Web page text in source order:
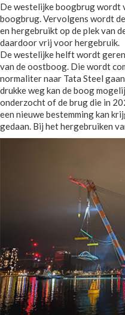
De westelijke boogbrug wordt
boogbrug. Vervolgens wordt
en hergebruikt op de plek van
daardoor vrij voor hergebruik.
De westelijke helft wordt
van de oostboog. Die wordt
normaliter naar Tata Steel
drukke weg kan de boog
onderzocht of de brug die in
een nieuwe bestemming kan
gedaan. Bij het hergebruiken